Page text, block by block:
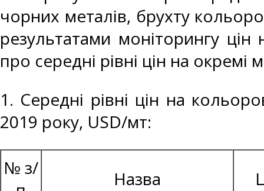
чорних металів, брухту
результатами моніторингу
про середні рівні цін на окремі
1. Середні рівні цін на
2019 року, USD/мт:
№ з/
Назва